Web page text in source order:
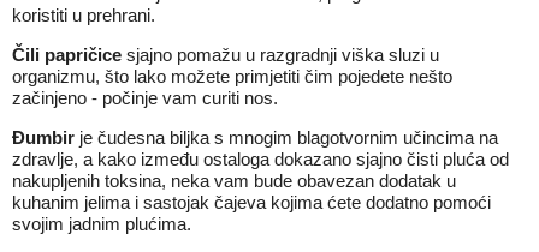
koristiti u prehrani.
Čili papričice sjajno pomažu u razgradnji viška sluzi u
organizmu, što lako možete primjetiti čim pojedete nešto
začinjeno - počinje vam curiti nos.
Đumbir je čudesna biljka s mnogim blagotvornim učincima na
zdravlje, a kako između ostaloga dokazano sjajno čisti pluća od
nakupljenih toksina, neka vam bude obavezan dodatak u
kuhanim jelima i sastojak čajeva kojima ćete dodatno pomoći
svojim jadnim plućima.